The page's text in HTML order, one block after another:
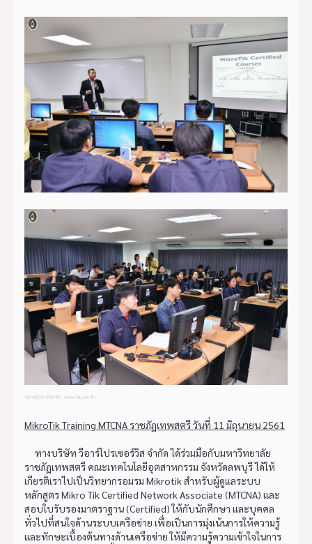
ขอบคุณภาพจาก : www.tru.ac.th
MikroTik Training MTCNA ราชภัฏเทพสตรี วันที่ 11 มิถุนายน 2561
ทางบริษัท วีอาร์โปรเซอร์วิส จำกัด ได้ร่วมมือกับมหาวิทยาลัย
ราชภัฏเทพสตรี คณะเทคโนโลยีอุตสาหกรรม จังหวัดลพบุรี ได้ให้
เกียรติเราไปเป็นวิทยากรอมรม Mikrotik สำหรับผู้ดูแลระบบ
หลักสูตร Mikro Tik Certified Network Associate (MTCNA) และ
สอบใบรับรองมาตราฐาน (Certified) ให้กับนักศึกษา และบุคคล
ทั่วไปที่สนใจด้านระบบเครือข่าย เพื่อเป็นการมุ่งเน้นการให้ความรู้
และทักษะเบื้องต้นทางด้านเครือข่าย ให้มีความรู้ความเข้าใจในการ